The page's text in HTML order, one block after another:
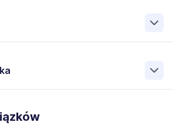
i Doradztwa Personalnego Work &
jedną z największych niezależnych